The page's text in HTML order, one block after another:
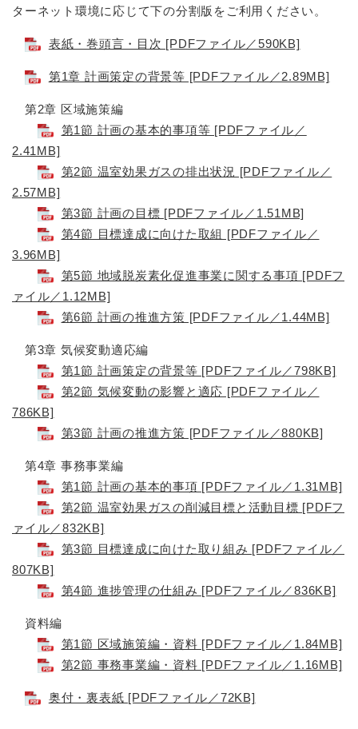
ターネット環境に応じて下の分割版をご利用ください。
表紙・巻頭言・目次 [PDFファイル／590KB]
第1章 計画策定の背景等 [PDFファイル／2.89MB]
第2章 区域施策編
第1節 計画の基本的事項等 [PDFファイル／
2.41MB]
第2節 温室効果ガスの排出状況 [PDFファイル／
2.57MB]
第3節 計画の目標 [PDFファイル／1.51MB]
第4節 目標達成に向けた取組 [PDFファイル／
3.96MB]
第5節 地域脱炭素化促進事業に関する事項 [PDFフ
ァイル／1.12MB]
第6節 計画の推進方策 [PDFファイル／1.44MB]
第3章 気候変動適応編
第1節 計画策定の背景等 [PDFファイル／798KB]
第2節 気候変動の影響と適応 [PDFファイル／
786KB]
第3節 計画の推進方策 [PDFファイル／880KB]
第4章 事務事業編
第1節 計画の基本的事項 [PDFファイル／1.31MB]
第2節 温室効果ガスの削減目標と活動目標 [PDFフ
ァイル／832KB]
第3節 目標達成に向けた取り組み [PDFファイル／
807KB]
第4節 進捗管理の仕組み [PDFファイル／836KB]
資料編
第1節 区域施策編・資料 [PDFファイル／1.84MB]
第2節 事務事業編・資料 [PDFファイル／1.16MB]
奥付・裏表紙 [PDFファイル／72KB]